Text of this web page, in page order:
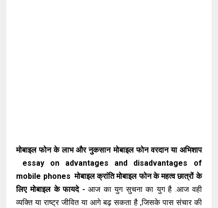
मोबाइल फोन के लाभ और नुकसान मोबाइल फोन वरदान या अभिशाप
essay on advantages and disadvantages of
mobile phones मोबाइल क्रांति मोबाइल फोन के महत्व छात्रों के
लिए मोबाइल के फायदे -आज का युग सुचना का युग है .आज वही
व्यक्ति या राष्ट्र जीवित या आगे बढ़ सकता है ,जिसके पास संचार की